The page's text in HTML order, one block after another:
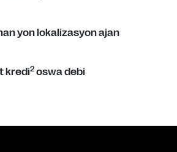
yon lokalizasyon ajan
kredi2 oswa debi